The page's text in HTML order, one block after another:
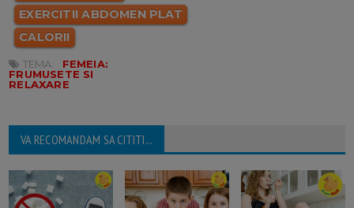
EXERCITII ABDOMEN PLAT
CALORII
TEMA:
FEMEIA:
FRUMUSETE SI
RELAXARE
VA RECOMANDAM SA CITITI...